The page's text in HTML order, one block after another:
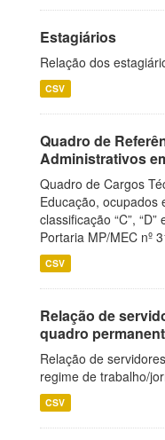
Estagiários
Relação dos
CSV
Quadro de
Administrativos
Quadro de Cargos
Educação, ocupados
classificação “C”,
Portaria MP/MEC nº
CSV
Relação de
quadro
Relação de
regime de trabalho/
CSV